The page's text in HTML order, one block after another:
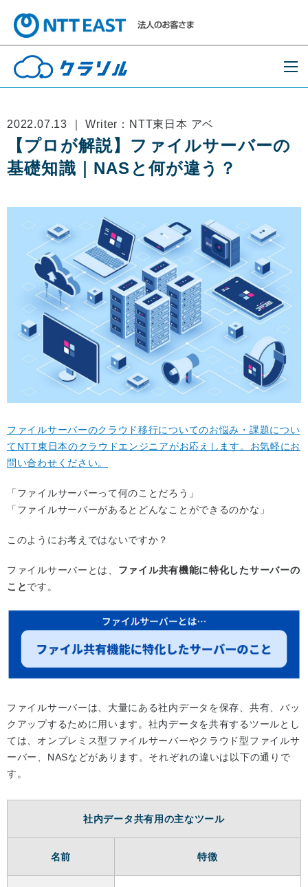
2022.07.13 ｜ Writer：NTT東日本 アベ
【プロが解説】ファイルサーバーの
基礎知識｜NASと何が違う？
ファイルサーバーのクラウド移行についてのお悩み・課題につい
てNTT東日本のクラウドエンジニアがお応えします。お気軽にお
問い合わせください。
「ファイルサーバーって何のことだろう」
「ファイルサーバーがあるとどんなことができるのかな」
このようにお考えではないですか？
ファイルサーバーとは、 ファイル共有機能に特化したサーバーの
ことです。
ファイルサーバーは、大量にある社内データを保存、共有、バッ
クアップするために用います。社内データを共有するツールとし
ては、オンプレミス型ファイルサーバーやクラウド型ファイルサ
ーバー、NASなどがあります。それぞれの違いは以下の通りで
す。
社内データ共有用の主なツール
名前 特徴